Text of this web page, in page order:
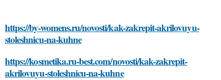
https://by-womens.ru/novosti/kak-zakrepit-akrilovuyu-
stoleshnicu-na-kuhne
https://kosmetika.ru-best.com/novosti/kak-zakrepit-
akrilovuyu-stoleshnicu-na-kuhne